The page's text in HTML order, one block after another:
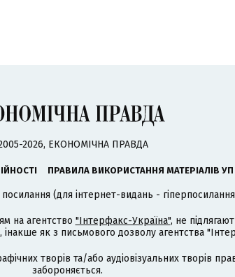
2026, ЕКОНОМІЧНА ПРАВДА
ПРАВИЛА ВИКОРИСТАННЯ МАТЕРІАЛІВ УП
(для інтернет-видань -
на агентство "Інтерфакс-Україна", не
як з письмового дозволу агентства
творів та/або аудіовізуальних творів
забороняється.